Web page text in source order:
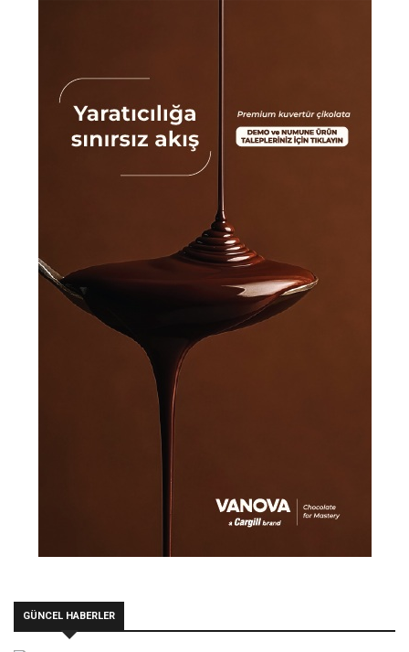
GÜNCEL HABERLER
Syma’dan Ege esintili paylaşım sofrası